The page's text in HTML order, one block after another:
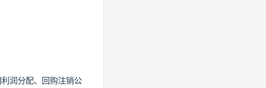
润分配、回购注销公